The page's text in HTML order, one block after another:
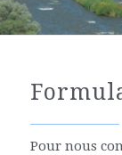
Pour nous